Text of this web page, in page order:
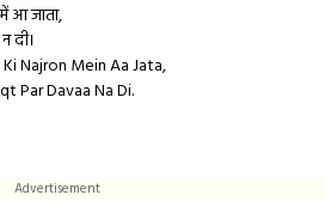
आ जाता,
दी।
Najron Mein Aa Jata,
Par Davaa Na Di.
Advertisement